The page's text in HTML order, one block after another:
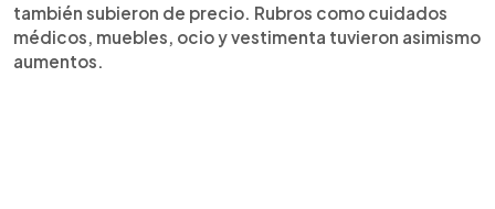
también subieron de precio. Rubros como cuidados
médicos, muebles, ocio y vestimenta tuvieron asimismo
aumentos.